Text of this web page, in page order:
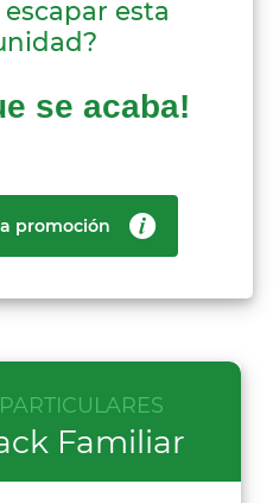
esta
se acaba!
promoción
Familiar